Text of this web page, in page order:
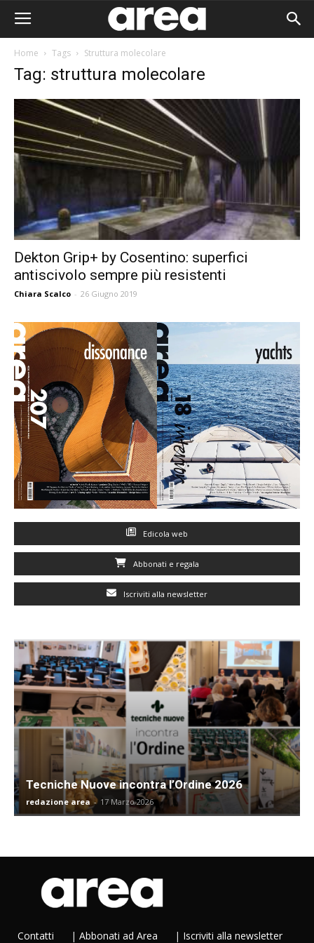
Home Tags Struttura molecolare
Tag: struttura molecolare
Dekton Grip+ by Cosentino: superfici
antiscivolo sempre più resistenti
Chiara Scalco - 26 Giugno 2019
Edicola web
Abbonati e regala
Iscriviti alla newsletter
Tecniche Nuove incontra l’Ordine 2026
redazione area - 17 Marzo 2026
Contatti | Abbonati ad Area | Iscriviti alla newsletter